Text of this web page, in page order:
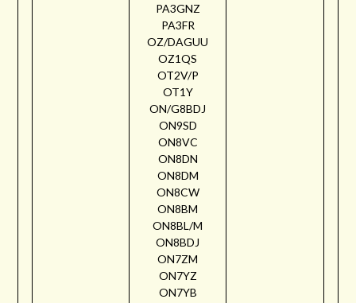
PA3GNZ
PA3FR
OZ/DAGUU
OZ1QS
OT2V/P
OT1Y
ON/G8BDJ
ON9SD
ON8VC
ON8DN
ON8DM
ON8CW
ON8BM
ON8BL/M
ON8BDJ
ON7ZM
ON7YZ
ON7YB